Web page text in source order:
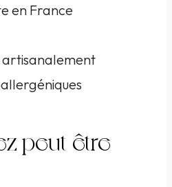
en France
artisanalement
peut-être